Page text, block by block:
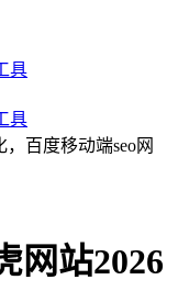
具
具
百度移动端seo网
网站2026